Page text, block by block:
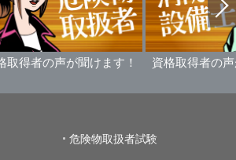
取得者の声が聞けます！ 資格取得者の
危険物取扱者試験